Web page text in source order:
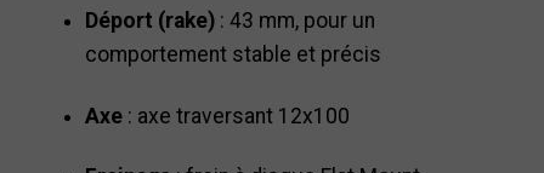
Déport (rake) : 43 mm, pour un
comportement stable et précis
Axe : axe traversant 12x100